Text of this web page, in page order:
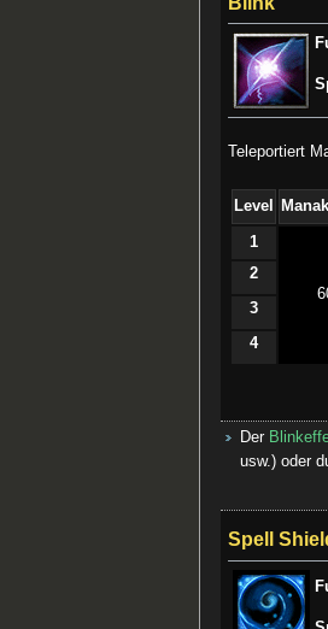
Teleportiert
Level
1
2
3
4
Der
usw.) oder
Spell